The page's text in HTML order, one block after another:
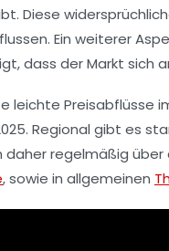
Diese
Ein weiterer
dass der Markt
leichte Preisabflüsse
Regional gibt es
daher regelmäßig
, sowie in allgemeinen